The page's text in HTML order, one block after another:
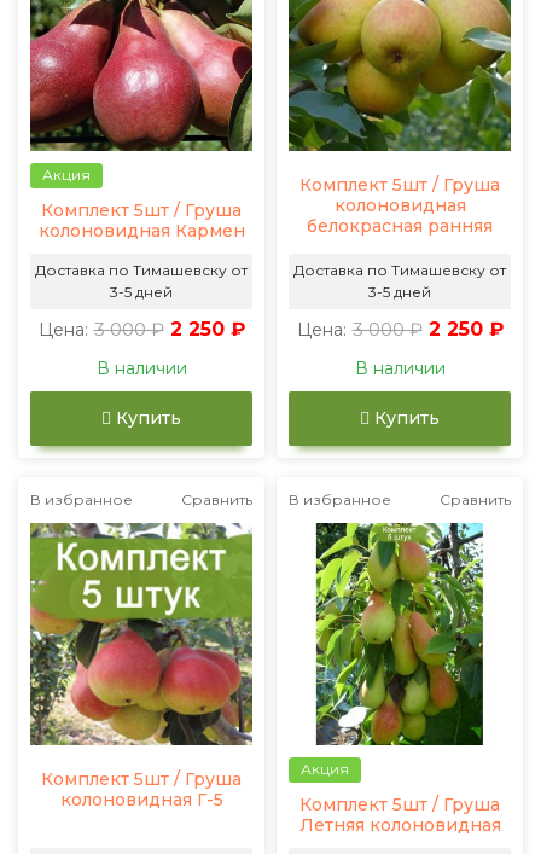
Акция
Комплект 5шт / Груша
колоновидная Кармен
Доставка по Тимашевску от
3-5 дней
Цена: 3 000 ₽ 2 250 ₽
В наличии
Купить
Комплект 5шт / Груша
колоновидная
белокрасная ранняя
Доставка по Тимашевску от
3-5 дней
Цена: 3 000 ₽ 2 250 ₽
В наличии
Купить
В избранное Сравнить
Комплект 5шт / Груша
колоновидная Г-5
В избранное Сравнить
Акция
Комплект 5шт / Груша
Летняя колоновидная